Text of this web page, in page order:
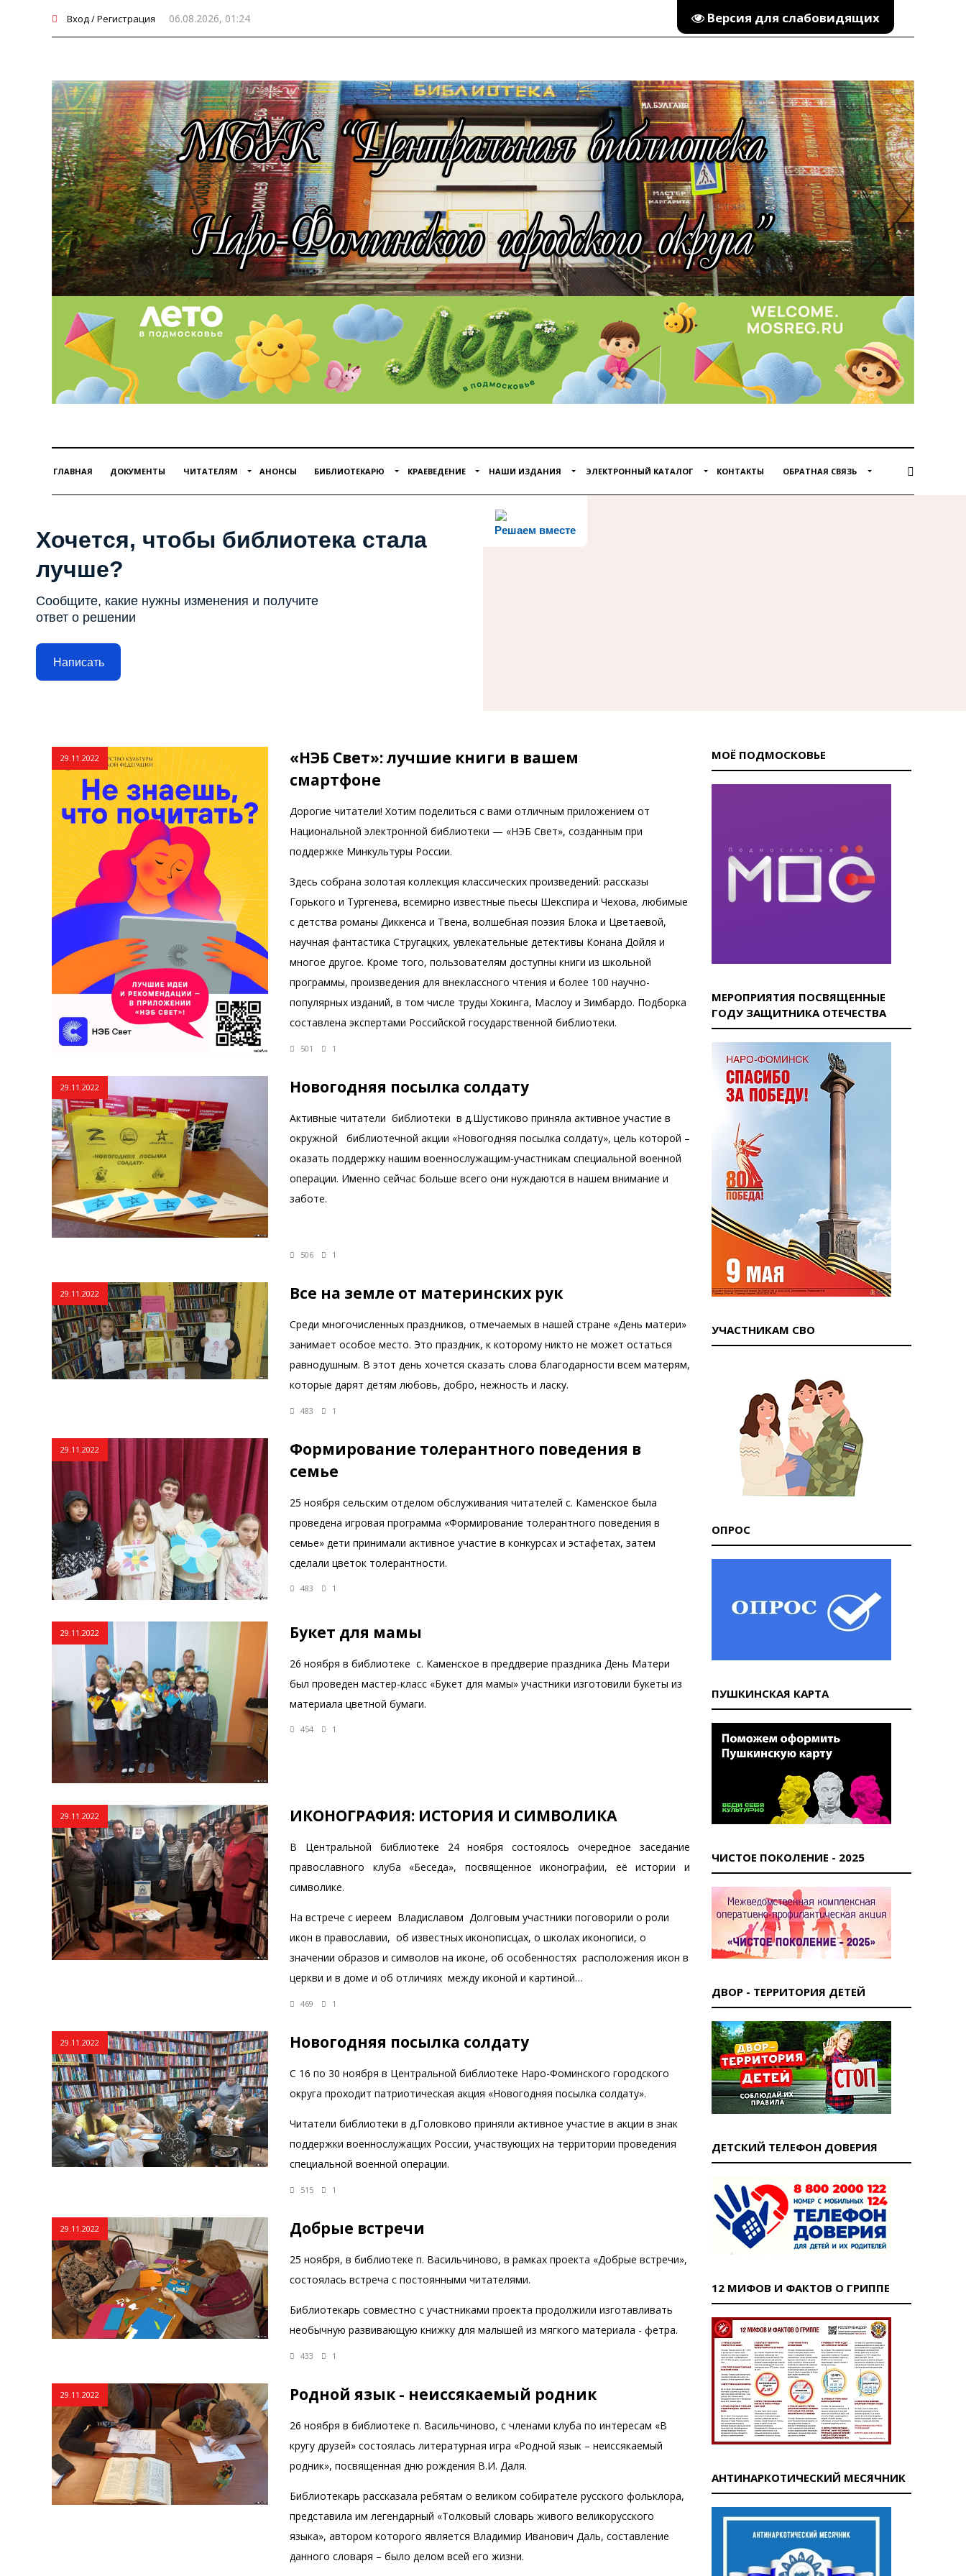
Версия для слабовидящих
Вход / Регистрация 06.08.2026, 01:24
ГЛАВНАЯ ДОКУМЕНТЫ ЧИТАТЕЛЯМ АНОНСЫ БИБЛИОТЕКАРЮ КРАЕВЕДЕНИЕ НАШИ ИЗДАНИЯ ЭЛЕКТРОННЫЙ КАТАЛОГ КОНТАКТЫ ОБРАТНАЯ СВЯЗЬ
Решаем вместе
Хочется, чтобы библиотека стала
лучше?
Сообщите, какие нужны изменения и получите
ответ о решении
Написать
29.11.2022
«НЭБ Свет»: лучшие книги в вашем
смартфоне
Дорогие читатели! Хотим поделиться с вами отличным приложением от
Национальной электронной библиотеки — «НЭБ Свет», созданным при
поддержке Минкультуры России.
Здесь собрана золотая коллекция классических произведений: рассказы
Горького и Тургенева, всемирно известные пьесы Шекспира и Чехова, любимые
с детства романы Диккенса и Твена, волшебная поэзия Блока и Цветаевой,
научная фантастика Стругацких, увлекательные детективы Конана Дойля и
многое другое. Кроме того, пользователям доступны книги из школьной
программы, произведения для внеклассного чтения и более 100 научно-
популярных изданий, в том числе труды Хокинга, Маслоу и Зимбардо. Подборка
составлена экспертами Российской государственной библиотеки.
501 1
29.11.2022 Новогодняя посылка солдату
Активные читатели библиотеки в д.Шустиково приняла активное участие в
окружной библиотечной акции «Новогодняя посылка солдату», цель которой –
оказать поддержку нашим военнослужащим-участникам специальной военной
операции. Именно сейчас больше всего они нуждаются в нашем внимание и
заботе.
506 1
29.11.2022 Все на земле от материнских рук
Среди многочисленных праздников, отмечаемых в нашей стране «День матери»
занимает особое место. Это праздник, к которому никто не может остаться
равнодушным. В этот день хочется сказать слова благодарности всем матерям,
которые дарят детям любовь, добро, нежность и ласку.
483 1
29.11.2022
Формирование толерантного поведения в
семье
25 ноября сельским отделом обслуживания читателей с. Каменское была
проведена игровая программа «Формирование толерантного поведения в
семье» дети принимали активное участие в конкурсах и эстафетах, затем
сделали цветок толерантности.
483 1
29.11.2022 Букет для мамы
26 ноября в библиотеке с. Каменское в преддверие праздника День Матери
был проведен мастер-класс «Букет для мамы» участники изготовили букеты из
материала цветной бумаги.
454 1
29.11.2022 ИКОНОГРАФИЯ: ИСТОРИЯ И СИМВОЛИКА
В Центральной библиотеке 24 ноября состоялось очередное заседание
православного клуба «Беседа», посвященное иконографии, её истории и
символике.
На встрече с иереем Владиславом Долговым участники поговорили о роли
икон в православии, об известных иконописцах, о школах иконописи, о
значении образов и символов на иконе, об особенностях расположения икон в
церкви и в доме и об отличиях между иконой и картиной…
469 1
29.11.2022 Новогодняя посылка солдату
С 16 по 30 ноября в Центральной библиотеке Наро-Фоминского городского
округа проходит патриотическая акция «Новогодняя посылка солдату».
Читатели библиотеки в д.Головково приняли активное участие в акции в знак
поддержки военнослужащих России, участвующих на территории проведения
специальной военной операции.
515 1
29.11.2022 Добрые встречи
25 ноября, в библиотеке п. Васильчиново, в рамках проекта «Добрые встречи»,
состоялась встреча с постоянными читателями.
Библиотекарь совместно с участниками проекта продолжили изготавливать
необычную развивающую книжку для малышей из мягкого материала - фетра.
433 1
29.11.2022 Родной язык - неиссякаемый родник
26 ноября в библиотеке п. Васильчиново, с членами клуба по интересам «В
кругу друзей» состоялась литературная игра «Родной язык – неиссякаемый
родник», посвященная дню рождения В.И. Даля.
Библиотекарь рассказала ребятам о великом собирателе русского фольклора,
представила им легендарный «Толковый словарь живого великорусского
языка», автором которого является Владимир Иванович Даль, составление
данного словаря – было делом всей его жизни.
МОЁ ПОДМОСКОВЬЕ
МЕРОПРИЯТИЯ ПОСВЯЩЕННЫЕ
ГОДУ ЗАЩИТНИКА ОТЕЧЕСТВА
УЧАСТНИКАМ СВО
ОПРОС
ПУШКИНСКАЯ КАРТА
ЧИСТОЕ ПОКОЛЕНИЕ - 2025
ДВОР - ТЕРРИТОРИЯ ДЕТЕЙ
ДЕТСКИЙ ТЕЛЕФОН ДОВЕРИЯ
12 МИФОВ И ФАКТОВ О ГРИППЕ
АНТИНАРКОТИЧЕСКИЙ МЕСЯЧНИК